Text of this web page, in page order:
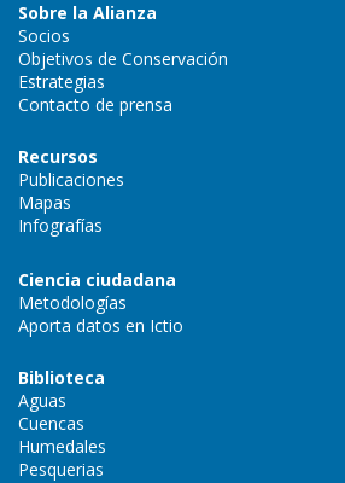
Sobre la Alianza
Socios
Objetivos de Conservación
Estrategias
Contacto de prensa
Recursos
Publicaciones
Mapas
Infografías
Ciencia ciudadana
Metodologías
Aporta datos en Ictio
Biblioteca
Aguas
Cuencas
Humedales
Pesquerias